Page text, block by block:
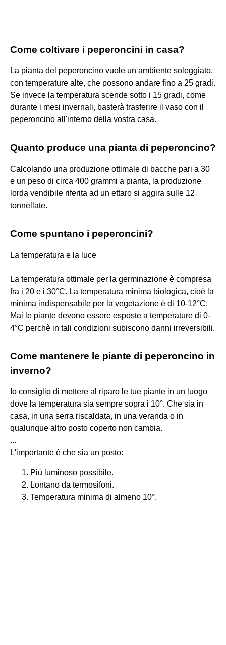
Come coltivare i peperoncini in casa?
La pianta del peperoncino vuole un ambiente soleggiato,
con temperature alte, che possono andare fino a 25 gradi.
Se invece la temperatura scende sotto i 15 gradi, come
durante i mesi invernali, basterà trasferire il vaso con il
peperoncino all'interno della vostra casa.
Quanto produce una pianta di peperoncino?
Calcolando una produzione ottimale di bacche pari a 30
e un peso di circa 400 grammi a pianta, la produzione
lorda vendibile riferita ad un ettaro si aggira sulle 12
tonnellate.
Come spuntano i peperoncini?
La temperatura e la luce
La temperatura ottimale per la germinazione è compresa
fra i 20 e i 30°C. La temperatura minima biologica, cioè la
minima indispensabile per la vegetazione è di 10-12°C.
Mai le piante devono essere esposte a temperature di 0-
4°C perchè in tali condizioni subiscono danni irreversibili.
Come mantenere le piante di peperoncino in
inverno?
Io consiglio di mettere al riparo le tue piante in un luogo
dove la temperatura sia sempre sopra i 10°. Che sia in
casa, in una serra riscaldata, in una veranda o in
qualunque altro posto coperto non cambia.
...
L'importante è che sia un posto:
Più luminoso possibile.
Lontano da termosifoni.
Temperatura minima di almeno 10°.